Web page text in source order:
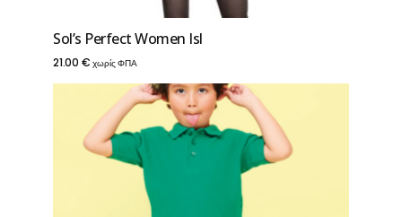
Sol’s Perfect Women Isl
21.00 € χωρίς ΦΠΑ